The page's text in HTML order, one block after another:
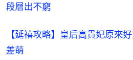
段層出不窮
【延禧攻略】皇后高貴妃原來
差萌